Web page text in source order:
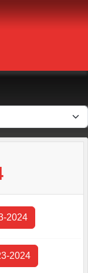
2024
2024